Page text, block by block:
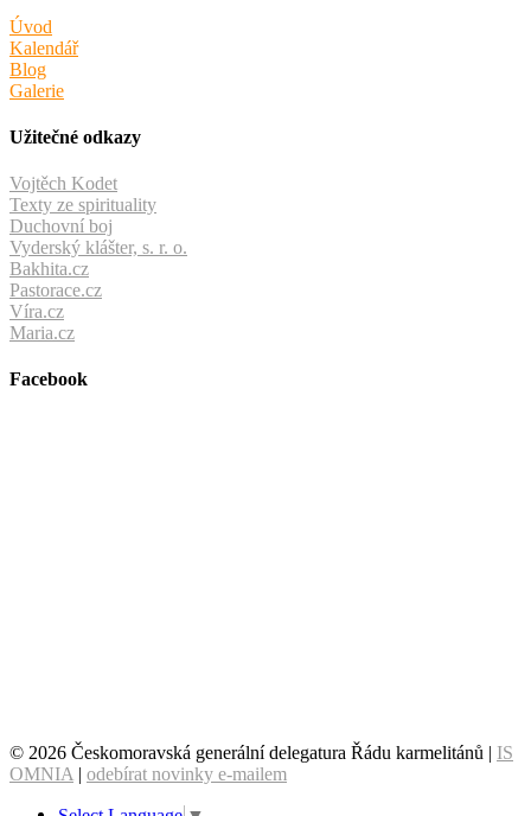
Úvod
Kalendář
Blog
Galerie
Užitečné odkazy
Vojtěch Kodet
Texty ze spirituality
Duchovní boj
Vyderský klášter, s. r. o.
Bakhita.cz
Pastorace.cz
Víra.cz
Maria.cz
Facebook
© 2026 Českomoravská generální delegatura Řádu karmelitánů | IS
OMNIA | odebírat novinky e-mailem